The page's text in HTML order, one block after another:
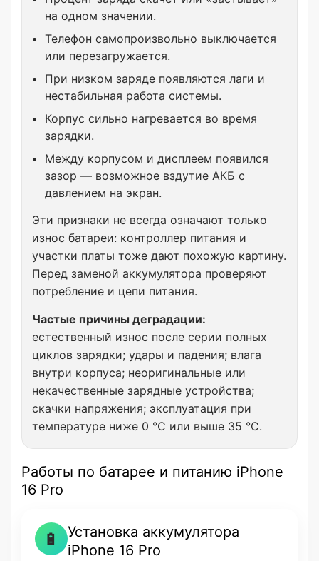
на одном значении.
Телефон самопроизвольно выключается
или перезагружается.
При низком заряде появляются лаги и
нестабильная работа системы.
Корпус сильно нагревается во время
зарядки.
Между корпусом и дисплеем появился
зазор — возможное вздутие АКБ с
давлением на экран.
Эти признаки не всегда означают только
износ батареи: контроллер питания и
участки платы тоже дают похожую картину.
Перед заменой аккумулятора проверяют
потребление и цепи питания.
Частые причины деградации:
естественный износ после серии полных
циклов зарядки; удары и падения; влага
внутри корпуса; неоригинальные или
некачественные зарядные устройства;
скачки напряжения; эксплуатация при
температуре ниже 0 °C или выше 35 °C.
Работы по батарее и питанию iPhone
16 Pro
🔋
Установка аккумулятора
iPhone 16 Pro